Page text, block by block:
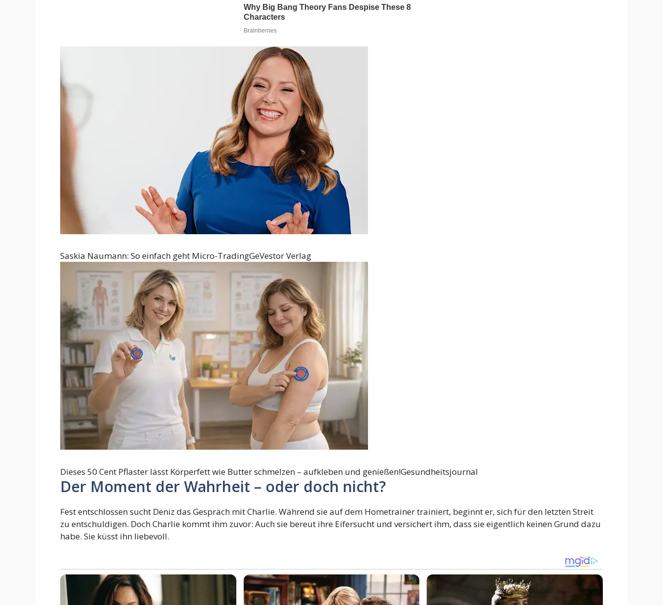
Saskia Naumann: So einfach geht Micro-TradingGeVestor Verlag
Dieses 50 Cent Pflaster lässt Körperfett wie Butter schmelzen – aufkleben und genießen!Gesundheitsjournal
Der Moment der Wahrheit – oder doch nicht?
Fest entschlossen sucht Deniz das Gespräch mit Charlie. Während sie auf dem Hometrainer trainiert, beginnt er, sich für den letzten Streit
zu entschuldigen. Doch Charlie kommt ihm zuvor: Auch sie bereut ihre Eifersucht und versichert ihm, dass sie eigentlich keinen Grund dazu
habe. Sie küsst ihn liebevoll.